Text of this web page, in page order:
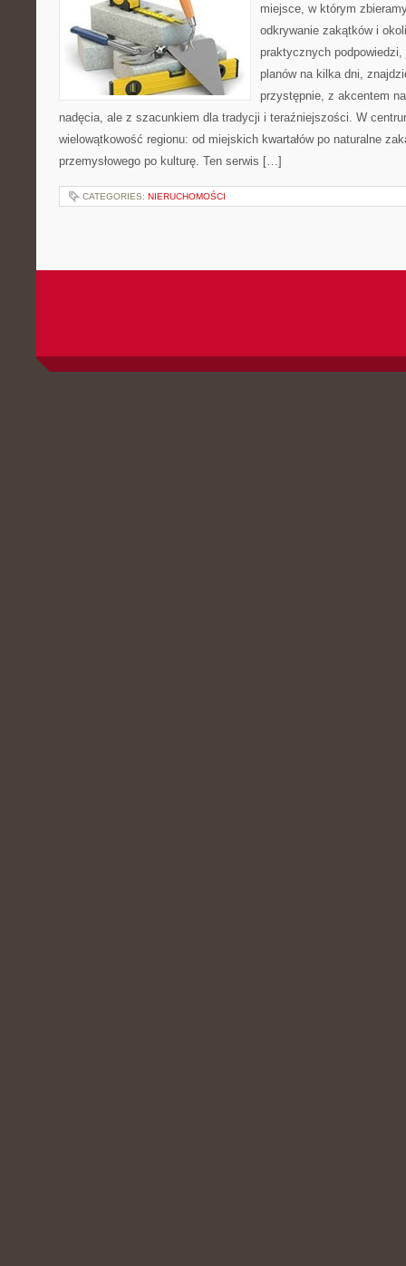
miejsce, w którym
odkrywanie zakątków i
praktycznych
planów na kilka dni,
przystępnie, z akcentem
nadęcia, ale z szacunkiem dla tradycji i teraźniejszości. W
wielowątkowość regionu: od miejskich kwartałów po naturalne
przemysłowego po kulturę. Ten serwis […]
CATEGORIES: NIERUCHOMOŚCI